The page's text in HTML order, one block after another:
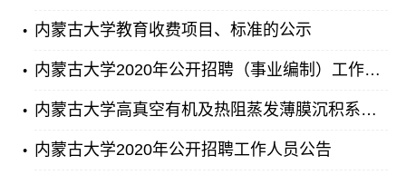
内蒙古大学教育收费项目、标准的公示
内蒙古大学2020年公开招聘（事业编制）工作人员简章
内蒙古大学高真空有机及热阻蒸发薄膜沉积系统采购项目中标（成交）公告
内蒙古大学2020年公开招聘工作人员公告